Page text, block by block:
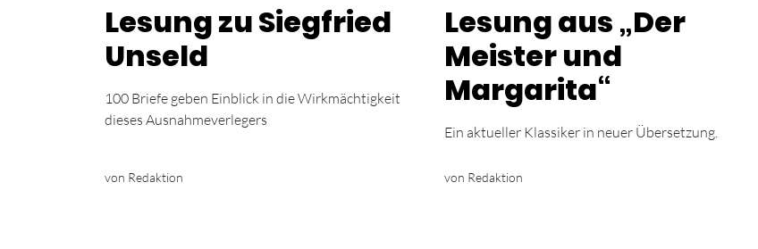
Lesung zu Siegfried
Unseld
100 Briefe geben Einblick in die Wirkmächtigkeit
dieses Ausnahmeverlegers
von Redaktion
Lesung aus „Der
Meister und
Margarita“
Ein aktueller Klassiker in neuer Übersetzung.
von Redaktion